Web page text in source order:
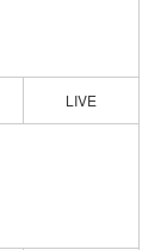
LIVE